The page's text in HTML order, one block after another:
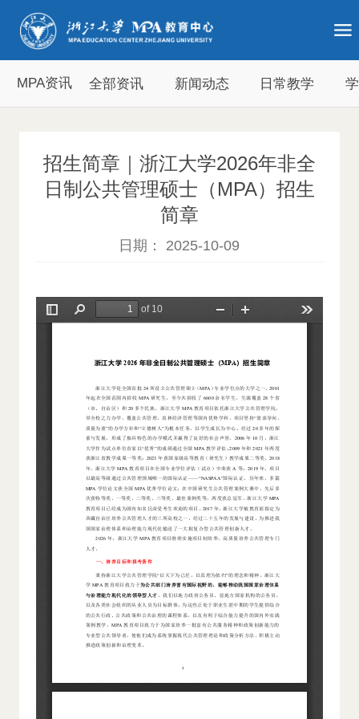
MPA资讯 全部资讯 新闻动态 日常教学
招生简章｜浙江大学2026年非全
日制公共管理硕士（MPA）招生
简章
日期： 2025-10-09